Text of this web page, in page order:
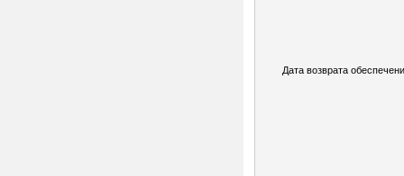
Дата возврата